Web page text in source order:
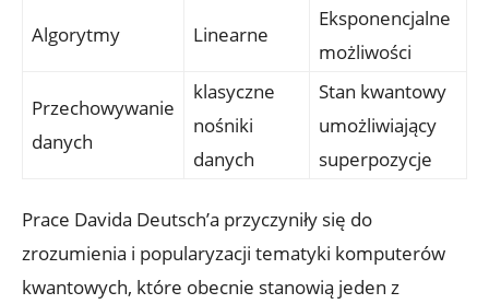
Algorytmy Linearne
Eksponencjalne
możliwości
Przechowywanie
danych
klasyczne
nośniki
danych
Stan kwantowy
umożliwiający
superpozycje
Prace Davida Deutsch’a przyczyniły się do
zrozumienia i popularyzacji tematyki komputerów
kwantowych, które obecnie stanowią jeden z